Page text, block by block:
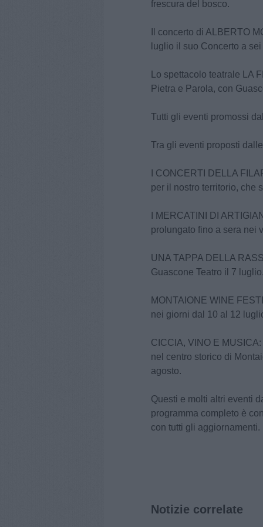
frescura del bosco.
Il concerto di ALBERTO
luglio il suo Concerto a sei
Lo spettacolo teatrale LA
Pietra e Parola, con
Tutti gli eventi promossi
Tra gli eventi proposti
I CONCERTI DELLA
per il nostro territorio, che
I MERCATINI DI
prolungato fino a sera nei
UNA TAPPA DELLA
Guascone Teatro il 7 luglio.
MONTAIONE WINE
nei giorni dal 10 al 12
CICCIA, VINO E
nel centro storico di
agosto.
Questi e molti altri eventi
programma completo è
con tutti gli aggiornamenti.
Notizie correlate